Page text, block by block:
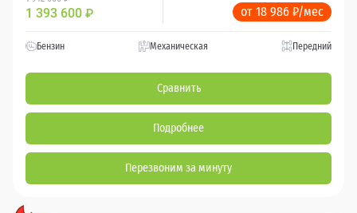
1 393 600 ₽ от 18 986 ₽/мес
Бензин Механическая Передний
Сравнить
Подробнее
Перезвоним за минуту